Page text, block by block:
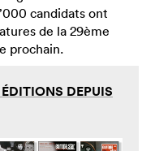
candidats ont
de la 29ème
prochain.
DEPUIS